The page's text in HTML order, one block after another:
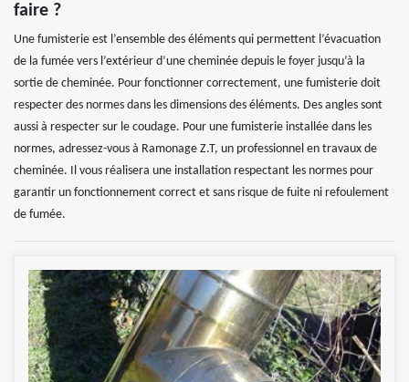
faire ?
Une fumisterie est l’ensemble des éléments qui permettent l’évacuation
de la fumée vers l’extérieur d’une cheminée depuis le foyer jusqu’à la
sortie de cheminée. Pour fonctionner correctement, une fumisterie doit
respecter des normes dans les dimensions des éléments. Des angles sont
aussi à respecter sur le coudage. Pour une fumisterie installée dans les
normes, adressez-vous à Ramonage Z.T, un professionnel en travaux de
cheminée. Il vous réalisera une installation respectant les normes pour
garantir un fonctionnement correct et sans risque de fuite ni refoulement
de fumée.